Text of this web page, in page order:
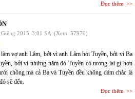
Đọc thêm
2015 3:01 SA (Xem: 57979)
vợ anh Lâm, bởi vì anh Lâm hỏi Tuyền, bởi vì Ba
bởi vì những năm đó Tuyền có tương lai gì hơn
chồng mà cả Ba và Tuyền đều không dám chắc là
sẽ đến.
Đọc thêm